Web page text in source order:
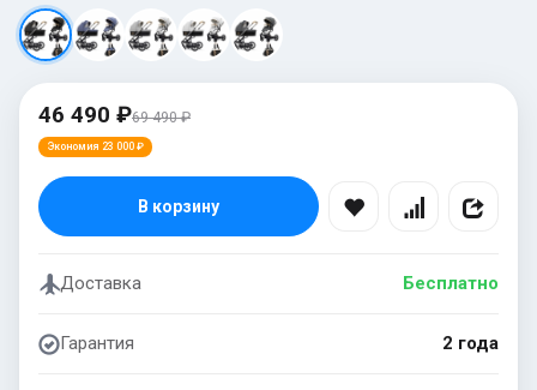
46 490 ₽69 490 ₽
Экономия 23 000 ₽
В корзину
Доставка Бесплатно
Гарантия 2 года